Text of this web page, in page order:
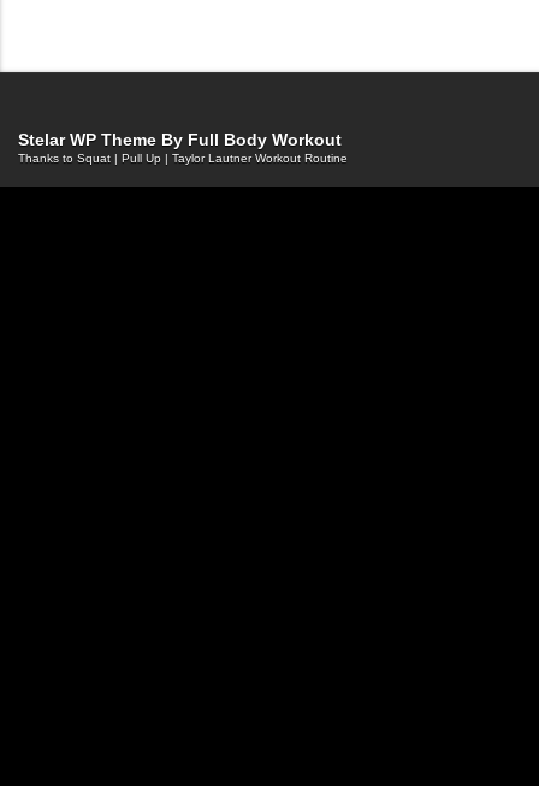
Stelar WP Theme By Full Body Workout
Thanks to Squat | Pull Up | Taylor Lautner Workout Routine